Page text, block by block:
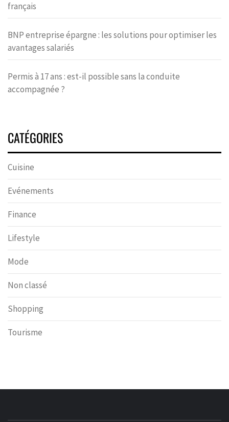
français
BNP entreprise épargne : les solutions pour optimiser les
avantages salariés
Permis à 17 ans : est-il possible sans la conduite
accompagnée ?
CATÉGORIES
Cuisine
Evénements
Finance
Lifestyle
Mode
Non classé
Shopping
Tourisme